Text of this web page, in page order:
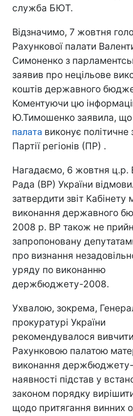
служба БЮТ.
Відзначимо, 7 жовтня
Рахункової палати
Симоненко з
заявив про нецільове
коштів державного
Коментуючи цю
Ю.Тимошенко заявила, що
палата виконує
Партії регіонів (ПР) .
Нагадаємо, 6 жовтня ц.р.
Рада (ВР) України
затвердити звіт Кабінету
виконання державного
2008 р. ВР також не
запропоновану
про визнання
уряду по виконанню
держбюджету-2008.
Ухвалою, зокрема,
прокуратурі України
рекомендувалося
Рахунковою палатою
виконання держбюджету-
наявності підстав у
законом порядку
щодо притягання винних